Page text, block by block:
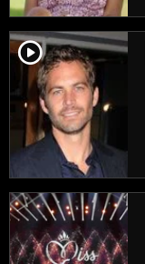
player2